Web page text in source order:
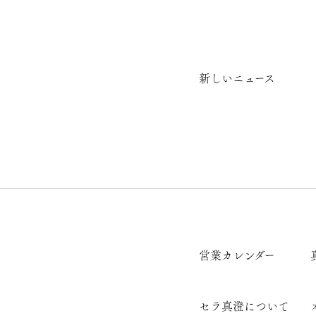
新しいニュース
営業カレンダー
セラ真澄について